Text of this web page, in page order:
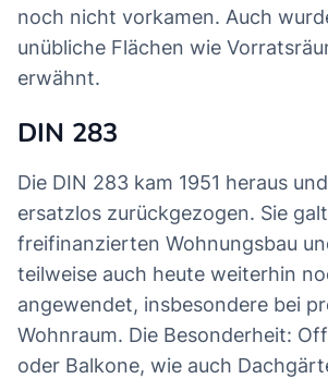
noch nicht vorkamen. Auch
unübliche Flächen wie
erwähnt.
DIN 283
Die DIN 283 kam 1951 heraus
ersatzlos zurückgezogen. Sie
freifinanzierten Wohnungsbau
teilweise auch heute weiterhin
angewendet, insbesondere bei
Wohnraum. Die Besonderheit:
oder Balkone, wie auch